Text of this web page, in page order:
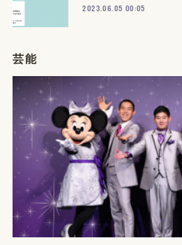
2023.06.05 00:05
芸能